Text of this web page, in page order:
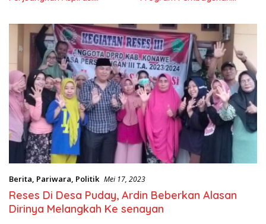
Berita, Pariwara, Politik Mei 17, 2023
Reses Di Desa Puday, Ardin Beberkan Alasan
Dirinya Melangkah Ke senayan